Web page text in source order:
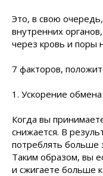
Это, в свою
внутренних
через кровь и поры
7 факторов,
1. Ускорение
Когда вы
снижается. В
потреблять больше
Таким образом, вы
и сжигаете больше